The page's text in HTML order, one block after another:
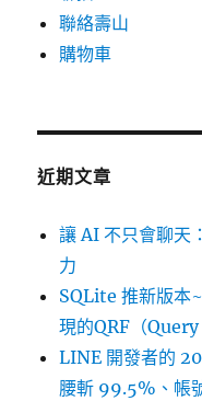
聯絡壽山
購物車
近期文章
讓 AI 不只會聊天
力
SQLite 推新版本
現的QRF（
LINE 開發者的
腰斬 99.5%、帳